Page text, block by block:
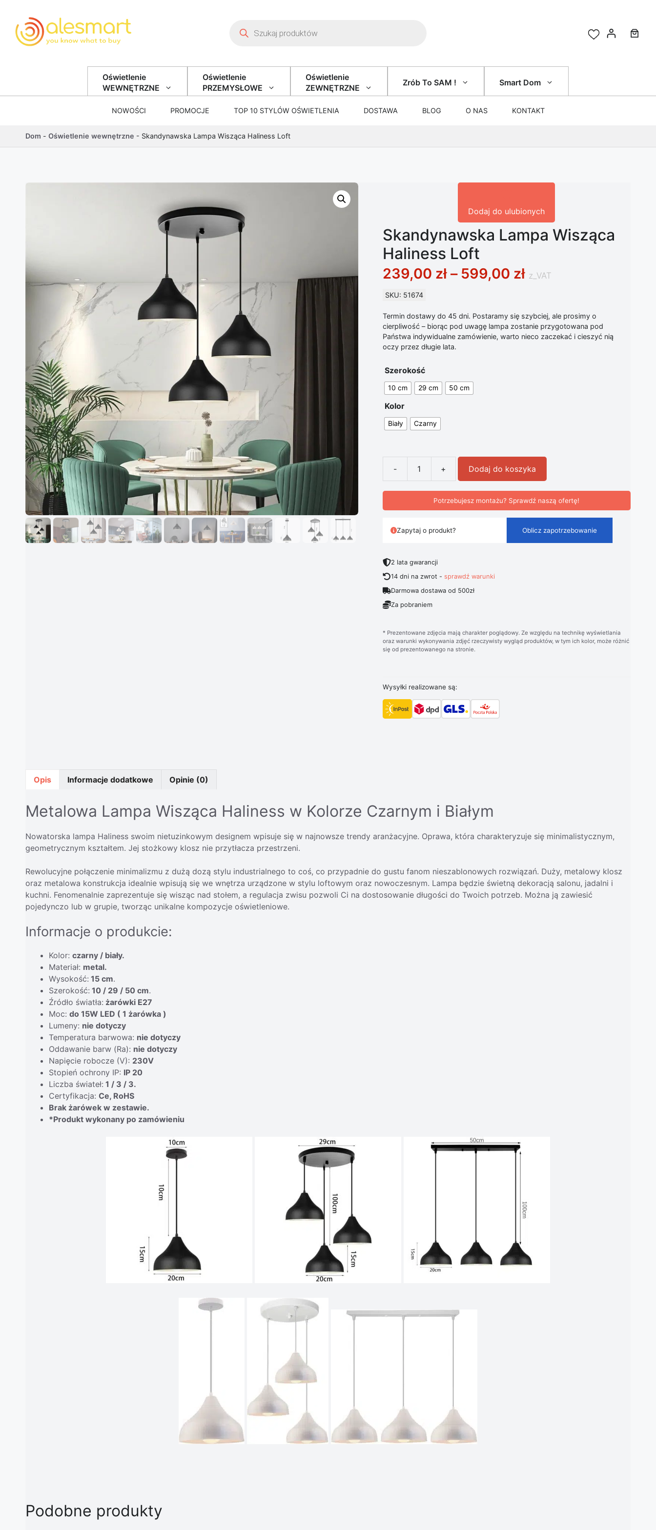
Oświetlenie
WEWNĘTRZNE
Oświetlenie
PRZEMYSŁOWE
Oświetlenie
ZEWNĘTRZNE
Zrób To SAM ! Smart Dom
NOWOŚCI PROMOCJE TOP 10 STYLÓW OŚWIETLENIA DOSTAWA BLOG O NAS KONTAKT
Dom - Oświetlenie wewnętrzne - Skandynawska Lampa Wisząca Haliness Loft
Dodaj do ulubionych
Skandynawska Lampa Wisząca
Haliness Loft
239,00 zł – 599,00 złZakres cen: od
z_VAT
SKU: 51674
Termin dostawy do 45 dni. Postaramy się szybciej, ale prosimy o
cierpliwość – biorąc pod uwagę lampa zostanie przygotowana pod
Państwa indywidualne zamówienie, warto nieco zaczekać i cieszyć nią
oczy przez długie lata.
Szerokość
10 cm 29 cm 50 cm
Kolor
Biały Czarny
-
ilość Skandynawska Lampa Wisząca Haliness Loft
+ Dodaj do koszyka
Potrzebujesz montażu? Sprawdź naszą ofertę!
Zapytaj o produkt? Oblicz zapotrzebowanie
2 lata gwarancji
14 dni na zwrot -sprawdź warunki
Darmowa dostawa od 500zł
Za pobraniem
* Prezentowane zdjęcia mają charakter poglądowy. Ze względu na technikę wyświetlania
oraz warunki wykonywania zdjęć rzeczywisty wygląd produktów, w tym ich kolor, może różnić
się od prezentowanego na stronie.
Wysyłki realizowane są:
Opis Informacje dodatkowe Opinie (0)
Metalowa Lampa Wisząca Haliness w Kolorze Czarnym i Białym
Nowatorska lampa Haliness swoim nietuzinkowym designem wpisuje się w najnowsze trendy aranżacyjne. Oprawa, która charakteryzuje się minimalistycznym,
geometrycznym kształtem. Jej stożkowy klosz nie przytłacza przestrzeni.
Rewolucyjne połączenie minimalizmu z dużą dozą stylu industrialnego to coś, co przypadnie do gustu fanom nieszablonowych rozwiązań. Duży, metalowy klosz
oraz metalowa konstrukcja idealnie wpisują się we wnętrza urządzone w stylu loftowym oraz nowoczesnym. Lampa będzie świetną dekoracją salonu, jadalni i
kuchni. Fenomenalnie zaprezentuje się wisząc nad stołem, a regulacja zwisu pozwoli Ci na dostosowanie długości do Twoich potrzeb. Można ją zawiesić
pojedynczo lub w grupie, tworząc unikalne kompozycje oświetleniowe.
Informacje o produkcie:
Kolor: czarny / biały.
Materiał: metal.
Wysokość: 15 cm.
Szerokość: 10 / 29 / 50 cm.
Źródło światła: żarówki E27
Moc: do 15W LED ( 1 żarówka )
Lumeny: nie dotyczy
Temperatura barwowa: nie dotyczy
Oddawanie barw (Ra): nie dotyczy
Napięcie robocze (V): 230V
Stopień ochrony IP: IP 20
Liczba świateł: 1 / 3 / 3.
Certyfikacja: Ce, RoHS
Brak żarówek w zestawie.
*Produkt wykonany po zamówieniu
Podobne produkty